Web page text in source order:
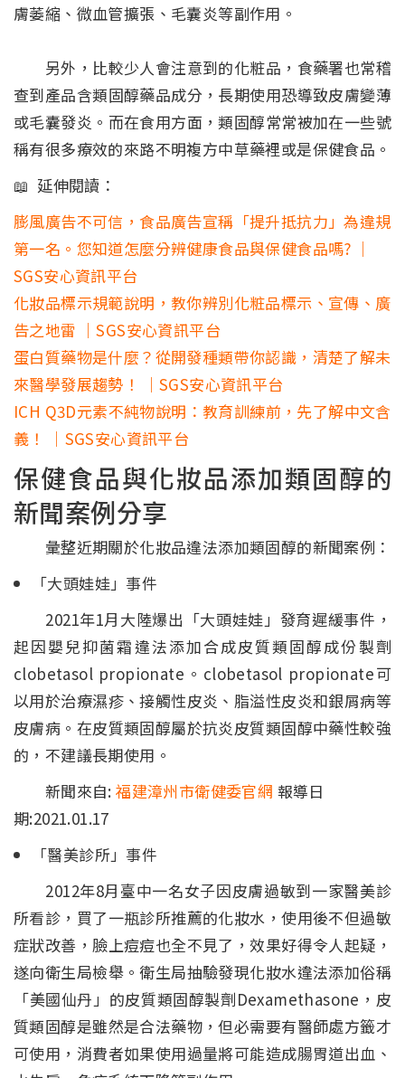
膚萎縮、微血管擴張、毛囊炎等副作用。
另外，比較少人會注意到的化粧品，食藥署也常稽
查到產品含類固醇藥品成分，長期使用恐導致皮膚變薄
或毛囊發炎。而在食用方面，類固醇常常被加在一些號
稱有很多療效的來路不明複方中草藥裡或是保健食品。
📖 延伸閱讀：
膨風廣告不可信，食品廣告宣稱「提升抵抗力」為違規
第一名。您知道怎麼分辨健康食品與保健食品嗎? ｜
SGS安心資訊平台
化妝品標示規範說明，教你辨別化粧品標示、宣傳、廣
告之地雷 ｜SGS安心資訊平台
蛋白質藥物是什麼？從開發種類帶你認識，清楚了解未
來醫學發展趨勢！ ｜SGS安心資訊平台
ICH Q3D元素不純物說明：教育訓練前，先了解中文含
義！ ｜SGS安心資訊平台
保健食品與化妝品添加類固醇的
新聞案例分享
彙整近期關於化妝品違法添加類固醇的新聞案例：
「大頭娃娃」事件
2021年1月大陸爆出「大頭娃娃」發育遲緩事件，
起因嬰兒抑菌霜違法添加合成皮質類固醇成份製劑
clobetasol propionate。clobetasol propionate可
以用於治療濕疹、接觸性皮炎、脂溢性皮炎和銀屑病等
皮膚病。在皮質類固醇屬於抗炎皮質類固醇中藥性較強
的，不建議長期使用。
新聞來自:福建漳州市衛健委官網 報導日
期:2021.01.17
「醫美診所」事件
2012年8月臺中一名女子因皮膚過敏到一家醫美診
所看診，買了一瓶診所推薦的化妝水，使用後不但過敏
症狀改善，臉上痘痘也全不見了，效果好得令人起疑，
遂向衛生局檢舉。衛生局抽驗發現化妝水違法添加俗稱
「美國仙丹」的皮質類固醇製劑Dexamethasone，皮
質類固醇是雖然是合法藥物，但必需要有醫師處方籤才
可使用，消費者如果使用過量將可能造成腸胃道出血、